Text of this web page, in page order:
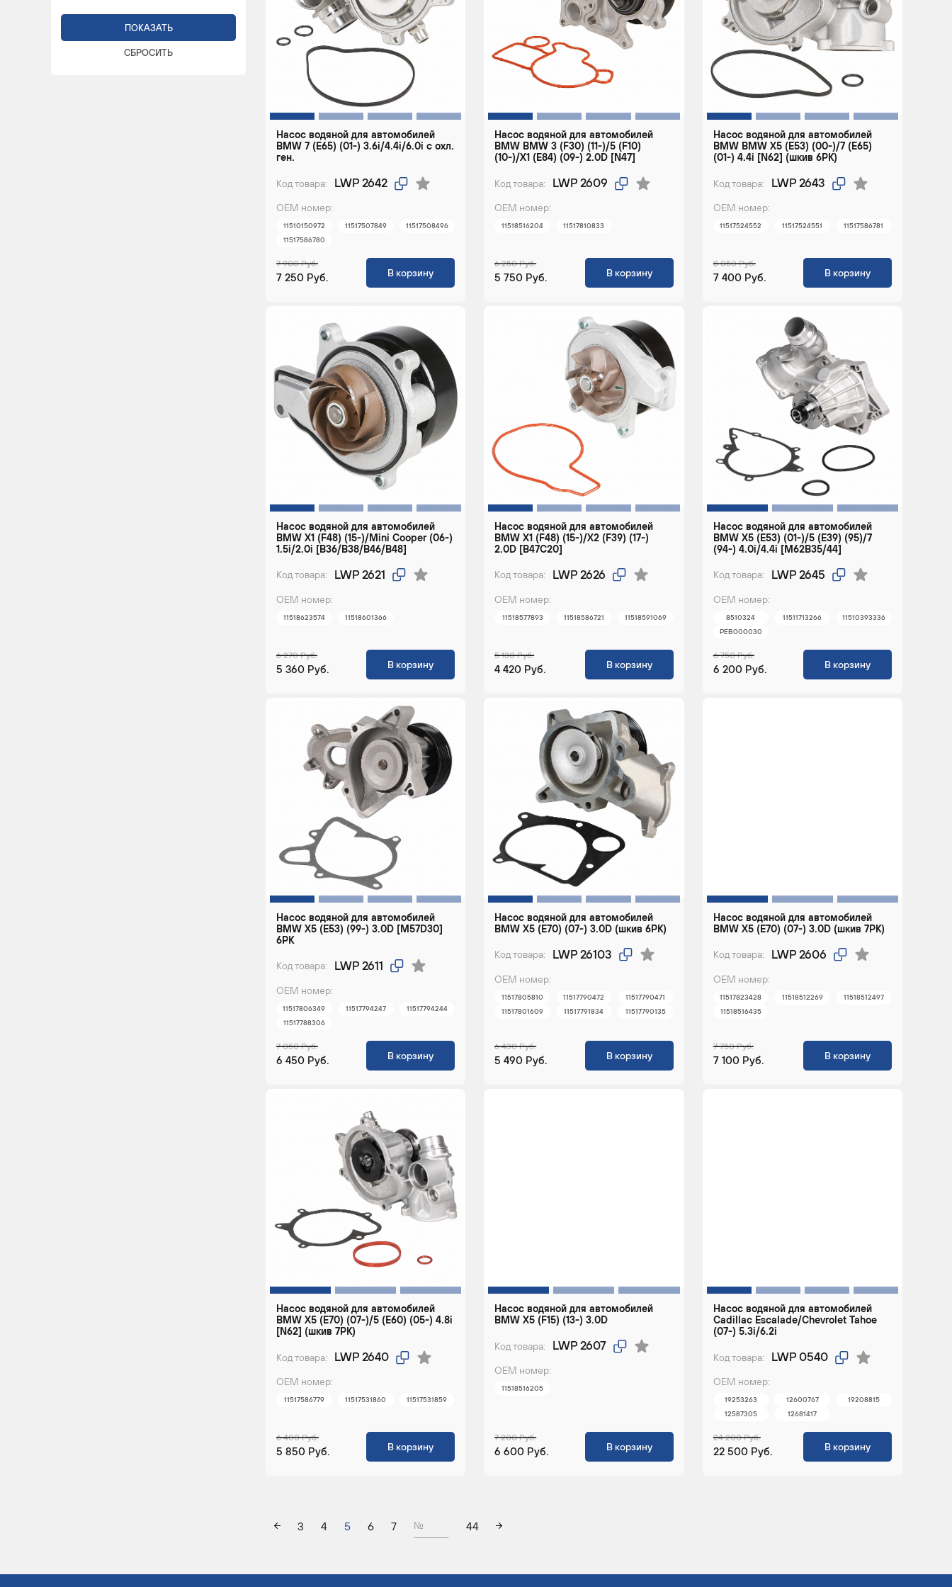
Насос водяной для автомобилей
BMW 7 (E65) (01-) 3.6i/4.4i/6.0i с охл.
ген.
Код товара: LWP 2642
ОЕМ номер:
11510150972 11517507849
11517508496
11517586780
7 900 Руб.
7 250 Руб. В корзину
Насос водяной для автомобилей
BMW BMW 3 (F30) (11-)/5 (F10)
(10-)/X1 (E84) (09-) 2.0D [N47]
Код товара: LWP 2609
ОЕМ номер:
11518516204 11517810833
6 250 Руб.
5 750 Руб. В корзину
Насос водяной для автомобилей
BMW BMW X5 (E53) (00-)/7 (E65)
(01-) 4.4i [N62] (шкив 6PK)
Код товара: LWP 2643
ОЕМ номер:
11517524552 11517524551 11517586781
8 050 Руб.
7 400 Руб. В корзину
Насос водяной для автомобилей
BMW X1 (F48) (15-)/Mini Cooper (06-)
1.5i/2.0i [B36/B38/B46/B48]
Код товара: LWP 2621
ОЕМ номер:
11518623574 11518601366
6 270 Руб.
5 360 Руб. В корзину
Насос водяной для автомобилей
BMW X1 (F48) (15-)/X2 (F39) (17-)
2.0D [B47C20]
Код товара: LWP 2626
ОЕМ номер:
11518577893 11518586721 11518591069
5 130 Руб.
4 420 Руб. В корзину
Насос водяной для автомобилей
BMW X5 (E53) (01-)/5 (E39) (95)/7
(94-) 4.0i/4.4i [M62B35/44]
Код товара: LWP 2645
ОЕМ номер:
8510324 11511713266
11510393336
PEB000030
6 750 Руб.
6 200 Руб. В корзину
Насос водяной для автомобилей
BMW X5 (E53) (99-) 3.0D [M57D30]
6PK
Код товара: LWP 2611
ОЕМ номер:
11517806349 11517794247
11517794244
11517788306
7 050 Руб.
6 450 Руб. В корзину
Насос водяной для автомобилей
BMW X5 (E70) (07-) 3.0D (шкив 6PK)
Код товара: LWP 26103
ОЕМ номер:
11517805810 11517790472
11517790471
11517801609
11517791834 11517790135
6 430 Руб.
5 490 Руб. В корзину
Насос водяной для автомобилей
BMW X5 (E70) (07-) 3.0D (шкив 7PK)
Код товара: LWP 2606
ОЕМ номер:
11517823428 11518512269
11518512497
11518516435
7 750 Руб.
7 100 Руб. В корзину
Насос водяной для автомобилей
BMW X5 (E70) (07-)/5 (E60) (05-) 4.8i
[N62] (шкив 7PK)
Код товара: LWP 2640
ОЕМ номер:
11517586779 11517531860 11517531859
6 400 Руб.
5 850 Руб. В корзину
Насос водяной для автомобилей
BMW X5 (F15) (13-) 3.0D
Код товара: LWP 2607
ОЕМ номер:
11518516205
7 200 Руб.
6 600 Руб. В корзину
Насос водяной для автомобилей
Cadillac Escalade/Chevrolet Tahoe
(07-) 5.3i/6.2i
Код товара: LWP 0540
ОЕМ номер:
19253263 12600767
19208815
12587305
12681417
24 200 Руб.
22 500 Руб. В корзину
3 4 5 6 7 № 44